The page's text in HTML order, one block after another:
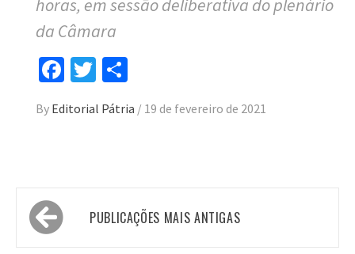
horas, em sessão deliberativa do plenário
da Câmara
Facebook
Twitter
By Editorial Pátria / 19 de fevereiro de 2021
Navegação
por PUBLICAÇÕES MAIS ANTIGAS